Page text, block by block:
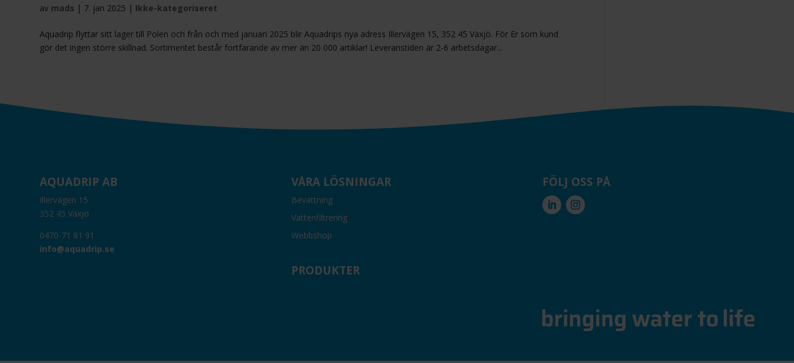
av mads | 7. jan 2025 | Ikke-kategoriseret
Aquadrip flyttar sitt lager till Polen och från och med januari 2025 blir Aquadrips nya adress Illervägen 15, 352 45 Växjö. För Er som kund
gör det ingen större skillnad. Sortimentet består fortfarande av mer än 20 000 artiklar! Leveranstiden är 2-6 arbetsdagar...
AQUADRIP AB
Illervägen 15
352 45 Växjö
0470-71 81 91
info@aquadrip.se
VÅRA LÖSNINGAR
Bevattning
Vattenfiltrering
Webbshop
PRODUKTER
FÖLJ OSS PÅ